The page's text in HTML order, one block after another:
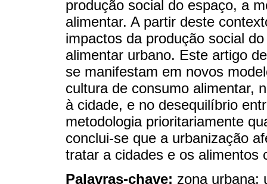
produção social do espaço, a
alimentar. A partir deste
impactos da produção social
alimentar urbano. Este artigo
se manifestam em novos
cultura de consumo alimentar,
à cidade, e no desequilíbrio
metodologia prioritariamente
conclui-se que a urbanização
tratar a cidades e os alimentos
Palavras-chave: zona urbana;